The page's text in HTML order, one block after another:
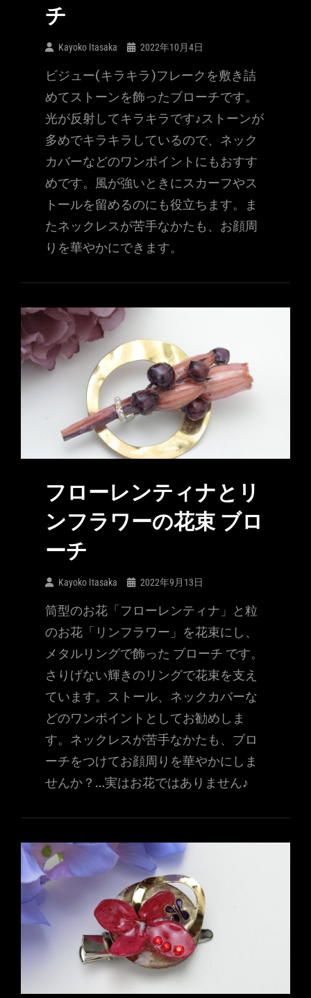
チ
Kayoko Itasaka 2022年10月4日
ビジュー(キラキラ)フレークを敷き詰
めてストーンを飾ったブローチです。
光が反射してキラキラです♪ストーンが
多めでキラキラしているので、ネック
カバーなどのワンポイントにもおすす
めです。風が強いときにスカーフやス
トールを留めるのにも役立ちます。ま
たネックレスが苦手なかたも、お顔周
りを華やかにできます。
フローレンティナとリ
ンフラワーの花束 ブロ
ーチ
Kayoko Itasaka 2022年9月13日
筒型のお花「フローレンティナ」と粒
のお花「リンフラワー」を花束にし、
メタルリングで飾った ブローチ です。
さりげない輝きのリングで花束を支え
ています。ストール、ネックカバーな
どのワンポイントとしてお勧めしま
す。ネックレスが苦手なかたも、ブロ
ーチをつけてお顔周りを華やかにしま
せんか？…実はお花ではありません♪